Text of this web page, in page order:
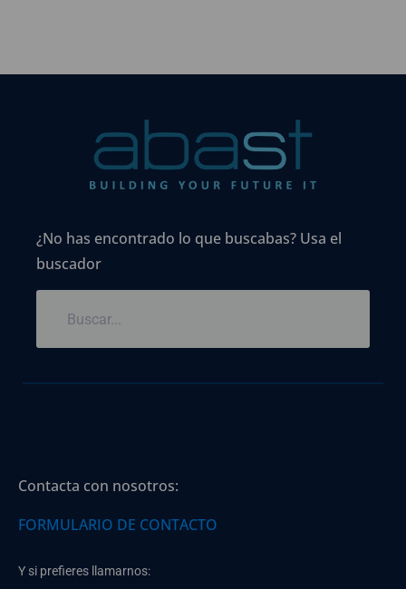
¿No has encontrado lo que buscabas? Usa el
buscador
Contacta con nosotros:
FORMULARIO DE CONTACTO
Y si prefieres llamarnos: